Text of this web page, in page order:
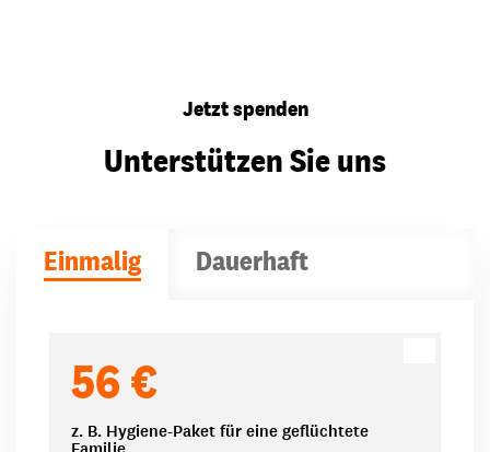
Jetzt spenden
Unterstützen Sie uns
Einmalig Dauerhaft
56 €
z. B. Hygiene-Paket für eine geflüchtete